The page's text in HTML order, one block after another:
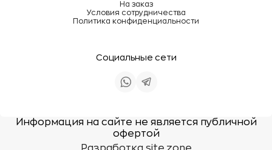
На заказ
Условия сотрудничества
Политика конфиденциальности
Социальные сети
Информация на сайте не является публичной
офертой